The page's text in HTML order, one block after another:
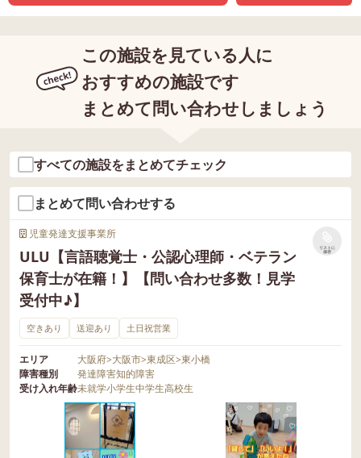
この施設を見ている人に
おすすめの施設です
まとめて問い合わせしましょう
すべての施設をまとめてチェック
まとめて問い合わせする
児童発達支援事業所
ULU【言語聴覚士・公認心理師・ベテラン
保育士が在籍！】【問い合わせ多数！見学
受付中♪】
リストに
保存
空きあり 送迎あり 土日祝営業
エリア 大阪府>大阪市>東成区>東小橋
障害種別
発達障害知的障害
受け入れ年齢未就学小学生中学生高校生